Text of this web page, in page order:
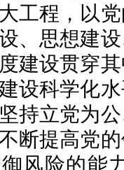
工程，以
、思想建
建设贯穿
设科学化
持立党为
断提高党
风险的能